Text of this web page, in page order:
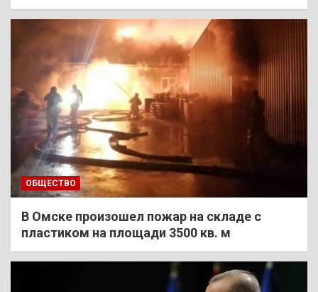
ОБЩЕСТВО
В Омске произошел пожар на складе с
пластиком на площади 3500 кв. м